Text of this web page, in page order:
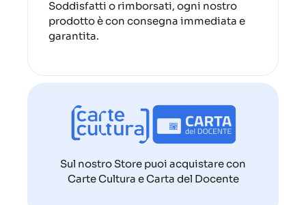
Soddisfatti o rimborsati, ogni nostro
prodotto è con consegna immediata e
garantita.
Sul nostro Store puoi acquistare con
Carte Cultura e Carta del Docente